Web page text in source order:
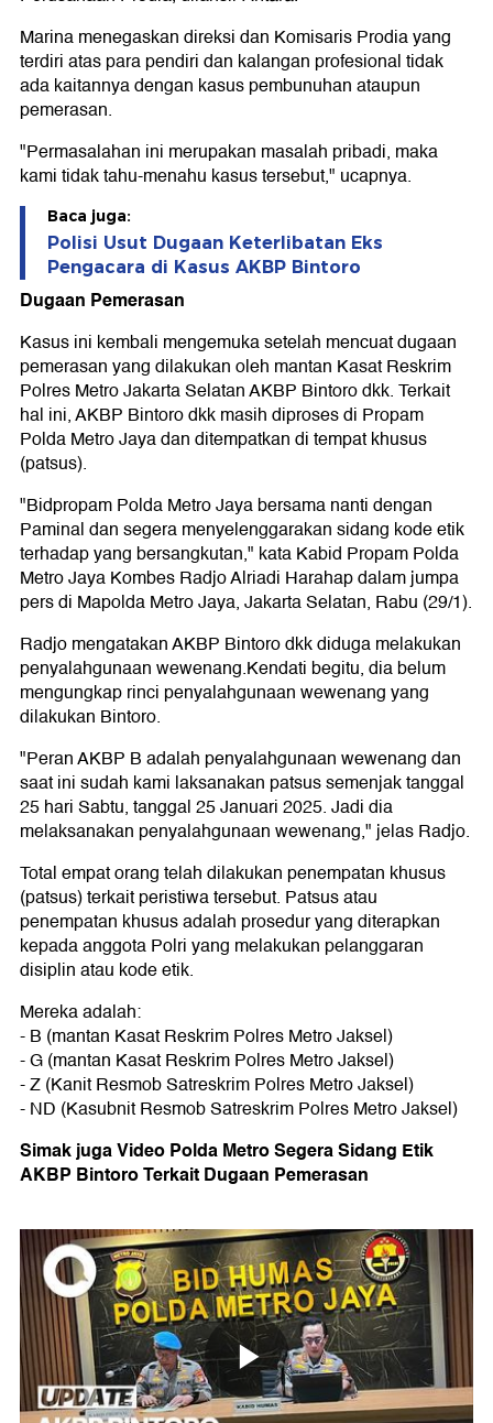
Marina menegaskan direksi dan Komisaris Prodia yang
terdiri atas para pendiri dan kalangan profesional tidak
ada kaitannya dengan kasus pembunuhan ataupun
pemerasan.
"Permasalahan ini merupakan masalah pribadi, maka
kami tidak tahu-menahu kasus tersebut," ucapnya.
Baca juga:
Polisi Usut Dugaan Keterlibatan Eks
Pengacara di Kasus AKBP Bintoro
Dugaan Pemerasan
Kasus ini kembali mengemuka setelah mencuat dugaan
pemerasan yang dilakukan oleh mantan Kasat Reskrim
Polres Metro Jakarta Selatan AKBP Bintoro dkk. Terkait
hal ini, AKBP Bintoro dkk masih diproses di Propam
Polda Metro Jaya dan ditempatkan di tempat khusus
(patsus).
"Bidpropam Polda Metro Jaya bersama nanti dengan
Paminal dan segera menyelenggarakan sidang kode etik
terhadap yang bersangkutan," kata Kabid Propam Polda
Metro Jaya Kombes Radjo Alriadi Harahap dalam jumpa
pers di Mapolda Metro Jaya, Jakarta Selatan, Rabu (29/1).
Radjo mengatakan AKBP Bintoro dkk diduga melakukan
penyalahgunaan wewenang.Kendati begitu, dia belum
mengungkap rinci penyalahgunaan wewenang yang
dilakukan Bintoro.
"Peran AKBP B adalah penyalahgunaan wewenang dan
saat ini sudah kami laksanakan patsus semenjak tanggal
25 hari Sabtu, tanggal 25 Januari 2025. Jadi dia
melaksanakan penyalahgunaan wewenang," jelas Radjo.
Total empat orang telah dilakukan penempatan khusus
(patsus) terkait peristiwa tersebut. Patsus atau
penempatan khusus adalah prosedur yang diterapkan
kepada anggota Polri yang melakukan pelanggaran
disiplin atau kode etik.
Mereka adalah:
- B (mantan Kasat Reskrim Polres Metro Jaksel)
- G (mantan Kasat Reskrim Polres Metro Jaksel)
- Z (Kanit Resmob Satreskrim Polres Metro Jaksel)
- ND (Kasubnit Resmob Satreskrim Polres Metro Jaksel)
Simak juga Video Polda Metro Segera Sidang Etik
AKBP Bintoro Terkait Dugaan Pemerasan